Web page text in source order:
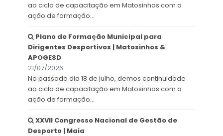
ao ciclo de capacitação em Matosinhos com a
ação de formação...
Plano de Formação Municipal para
Dirigentes Desportivos | Matosinhos &
APOGESD
21/07/2026
No passado dia 18 de julho, demos continuidade
ao ciclo de capacitação em Matosinhos com a
ação de formação...
XXVII Congresso Nacional de Gestão de
Desporto | Maia